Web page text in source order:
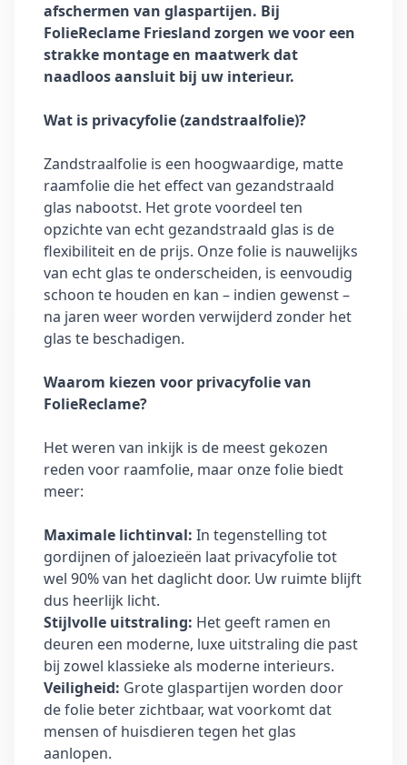
afschermen van glaspartijen. Bij
FolieReclame Friesland zorgen we voor een
strakke montage en maatwerk dat
naadloos aansluit bij uw interieur.
Wat is privacyfolie (zandstraalfolie)?
Zandstraalfolie is een hoogwaardige, matte
raamfolie die het effect van gezandstraald
glas nabootst. Het grote voordeel ten
opzichte van echt gezandstraald glas is de
flexibiliteit en de prijs. Onze folie is nauwelijks
van echt glas te onderscheiden, is eenvoudig
schoon te houden en kan – indien gewenst –
na jaren weer worden verwijderd zonder het
glas te beschadigen.
Waarom kiezen voor privacyfolie van
FolieReclame?
Het weren van inkijk is de meest gekozen
reden voor raamfolie, maar onze folie biedt
meer:
Maximale lichtinval: In tegenstelling tot
gordijnen of jaloezieën laat privacyfolie tot
wel 90% van het daglicht door. Uw ruimte blijft
dus heerlijk licht.
Stijlvolle uitstraling: Het geeft ramen en
deuren een moderne, luxe uitstraling die past
bij zowel klassieke als moderne interieurs.
Veiligheid: Grote glaspartijen worden door
de folie beter zichtbaar, wat voorkomt dat
mensen of huisdieren tegen het glas
aanlopen.